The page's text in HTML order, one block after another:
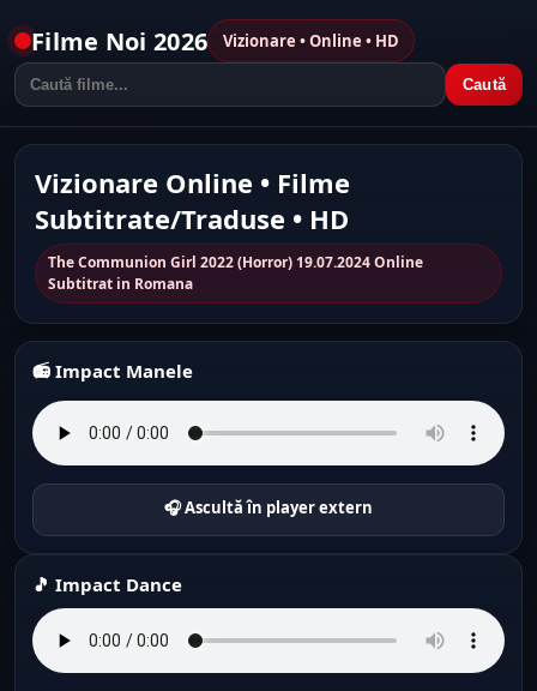
Filme Noi 2026 Vizionare • Online • HD
Caută
Vizionare Online • Filme
Subtitrate/Traduse • HD
The Communion Girl 2022 (Horror) 19.07.2024 Online
Subtitrat in Romana
📻 Impact Manele
🎧 Ascultă în player extern
🎵 Impact Dance